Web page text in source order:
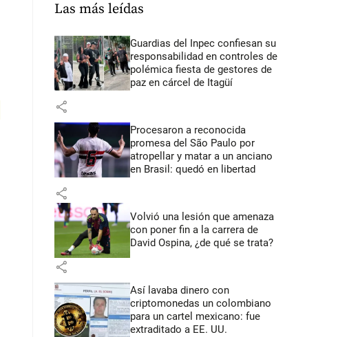
Las más leídas
Guardias del Inpec confiesan su
responsabilidad en controles de
polémica fiesta de gestores de
paz en cárcel de Itagüí
share
Procesaron a reconocida
promesa del São Paulo por
atropellar y matar a un anciano
en Brasil: quedó en libertad
share
Volvió una lesión que amenaza
con poner fin a la carrera de
David Ospina, ¿de qué se trata?
share
Así lavaba dinero con
criptomonedas un colombiano
para un cartel mexicano: fue
extraditado a EE. UU.